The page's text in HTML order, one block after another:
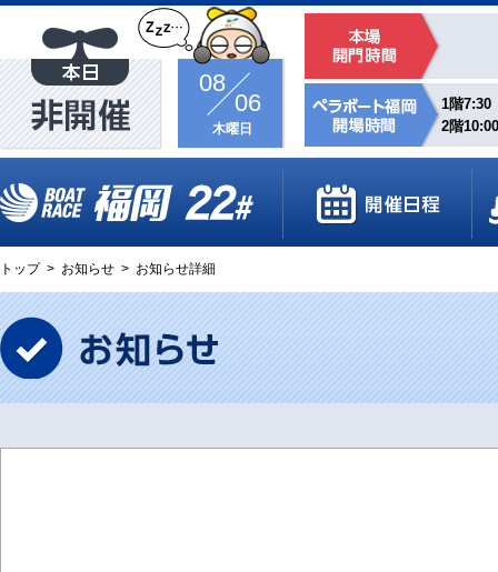
08
06
木曜日
1階7:30
2階10:00
トップ > お知らせ > お知らせ詳細